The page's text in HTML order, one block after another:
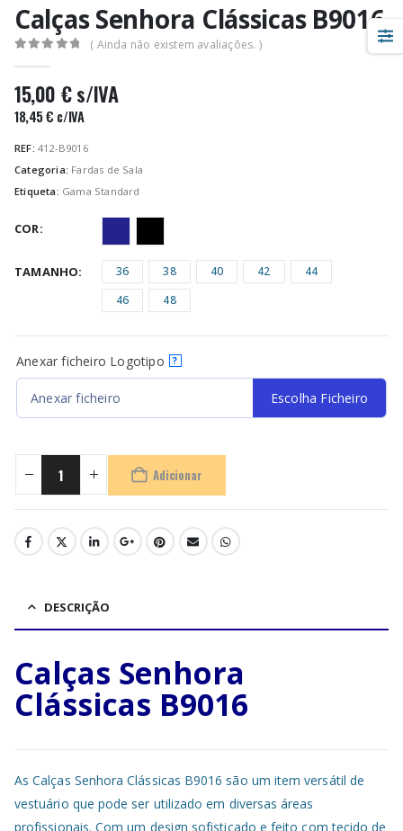
Calças Senhora Clássicas B9016
( Ainda não existem avaliações. )
15,00 €s/IVA
18,45€ c/IVA
REF: 412-B9016
Categoria: Fardas de Sala
Etiqueta: Gama Standard
COR
TAMANHO 36 38 40 42
44
46
48
Anexar ficheiro Logotipo ?
Anexar ficheiro Escolha Ficheiro
Adicionar
DESCRIÇÃO
Calças Senhora
Clássicas B9016
As Calças Senhora Clássicas B9016 são um item versátil de
vestuário que pode ser utilizado em diversas áreas
profissionais. Com um design sofisticado e feito com tecido de